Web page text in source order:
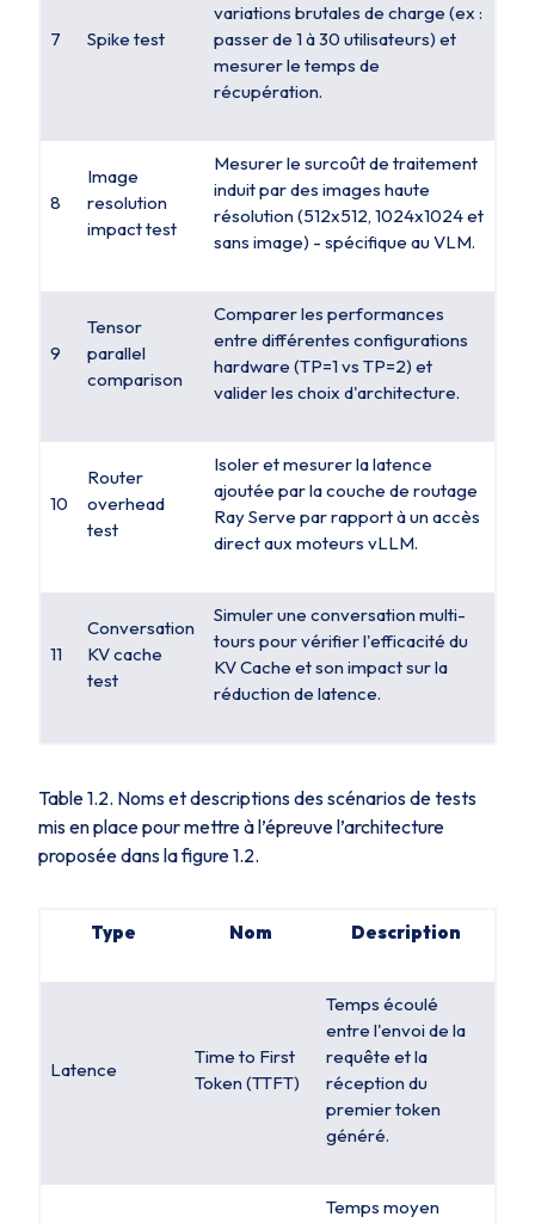
7 Spike test
variations brutales de charge (ex :
passer de 1 à 30 utilisateurs) et
mesurer le temps de
récupération.
8
Image
resolution
impact test
Mesurer le surcoût de traitement
induit par des images haute
résolution (512x512, 1024x1024 et
sans image) - spécifique au VLM.
9
Tensor
parallel
comparison
Comparer les performances
entre différentes configurations
hardware (TP=1 vs TP=2) et
valider les choix d'architecture.
10
Router
overhead
test
Isoler et mesurer la latence
ajoutée par la couche de routage
Ray Serve par rapport à un accès
direct aux moteurs vLLM.
11
Conversation
KV cache
test
Simuler une conversation multi-
tours pour vérifier l'efficacité du
KV Cache et son impact sur la
réduction de latence.
Table 1.2. Noms et descriptions des scénarios de tests
mis en place pour mettre à l’épreuve l’architecture
proposée dans la figure 1.2.
Type Nom Description
Latence
Time to First
Token (TTFT)
Temps écoulé
entre l'envoi de la
requête et la
réception du
premier token
généré.
Temps moyen